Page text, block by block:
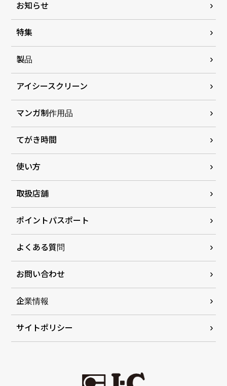
お知らせ
特集
製品
アイシースクリーン
マンガ制作用品
てがき時間
使い方
取扱店舗
ポイントパスポート
よくある質問
お問い合わせ
企業情報
サイトポリシー